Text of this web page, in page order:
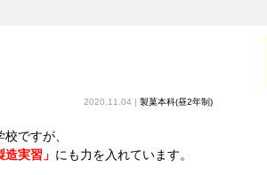
2020.11.04 |製菓本科(昼2年制)
ですが、
造実習」 にも力を入れています。